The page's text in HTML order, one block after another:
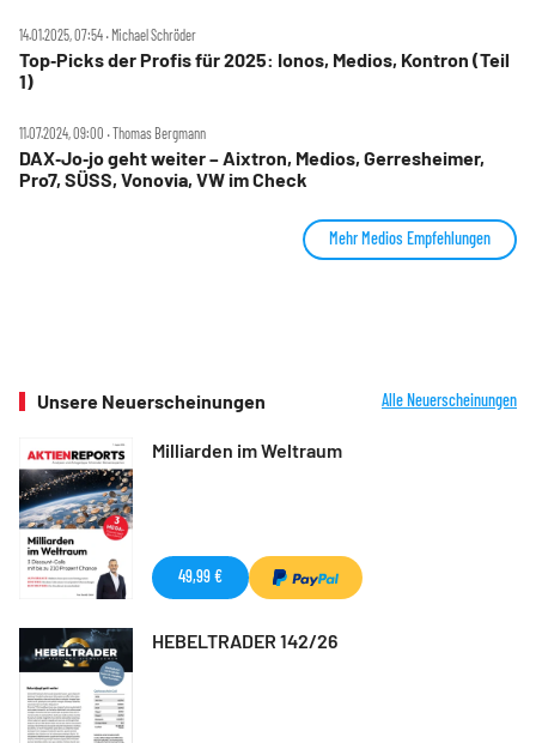
14.01.2025, 07:54 ‧ Michael Schröder
Top‑Picks der Profis für 2025: Ionos, Medios, Kontron (Teil
1)
11.07.2024, 09:00 ‧ Thomas Bergmann
DAX‑Jo‑jo geht weiter – Aixtron, Medios, Gerresheimer,
Pro7, SÜSS, Vonovia, VW im Check
Mehr Medios Empfehlungen
Unsere Neuerscheinungen Alle Neuerscheinungen
Milliarden im Weltraum
49,99 €
HEBELTRADER 142/26